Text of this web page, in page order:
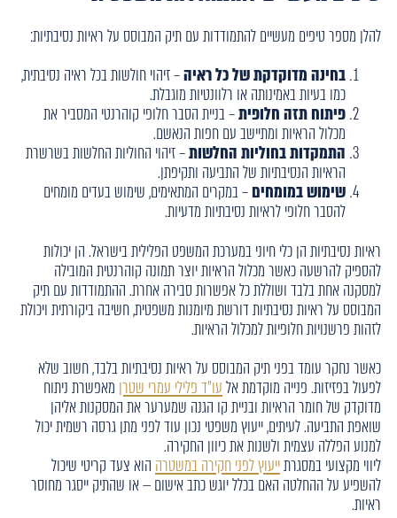
להלן מספר טיפים מעשיים להתמודדות עם תיק המבוסס על ראיות נסיבתיות:
בחינה מדוקדקת של כל ראיה– זיהוי חולשות בכל ראיה נסיבתית,
כמו בעיות באמינותה או רלוונטיות מוגבלת.
פיתוח תזה חלופית– בניית הסבר חלופי קוהרנטי המסביר את
מכלול הראיות ומתיישב עם חפות הנאשם.
התמקדות בחוליות החלשות– זיהוי החוליות החלשות בשרשרת
הראיות הנסיבתיות של התביעה ותקיפתן.
שימוש במומחים– במקרים המתאימים, שימוש בעדים מומחים
להסבר חלופי לראיות נסיבתיות מדעיות.
ראיות נסיבתיות הן כלי חיוני במערכת המשפט הפלילית בישראל. הן יכולות
להספיק להרשעה כאשר מכלול הראיות יוצר תמונה קוהרנטית המובילה
למסקנה אחת בלבד ושוללת כל אפשרות סבירה אחרת. ההתמודדות עם תיק
המבוסס על ראיות נסיבתיות דורשת מיומנות משפטית, חשיבה ביקורתית ויכולת
לזהות פרשנויות חלופיות למכלול הראיות.
כאשר נחקר עומד בפני תיק המבוסס על ראיות נסיבתיות בלבד, חשוב שלא
לפעול בפזיזות. פנייה מוקדמת אלעו"ד פלילי עמרי שטרן מאפשרת ניתוח
מדוקדק של חומר הראיות ובניית קו הגנה שמערער את המסקנות אליהן
שואפת התביעה. לעיתים, ייעוץ משפטי נכון עוד לפני מתן גרסה רשמית יכול
למנוע הפללה עצמית ולשנות את כיוון החקירה.
ליווי מקצועי במסגרתייעוץ לפני חקירה במשטרה הוא צעד קריטי שיכול
להשפיע על ההחלטה האם בכלל יוגש כתב אישום — או שהתיק ייסגר מחוסר
ראיות.